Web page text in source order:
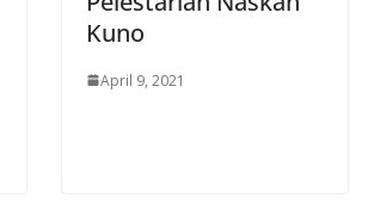
Kuno
April 9, 2021